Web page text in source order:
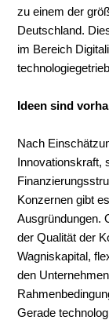
zu einem der
Deutschland.
im Bereich
Ideen sind
Nach
Innovationskraft,
Konzernen gibt
Ausgründungen.
der Qualität der
Wagniskapital,
den
Gerade